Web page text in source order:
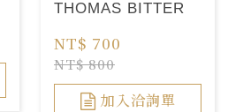
THOMAS BITTER
NT$ 700
NT$ 800
加入洽詢單